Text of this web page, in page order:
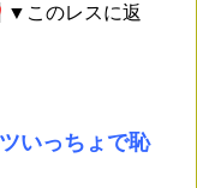
▼このレスに返
いっちょで恥